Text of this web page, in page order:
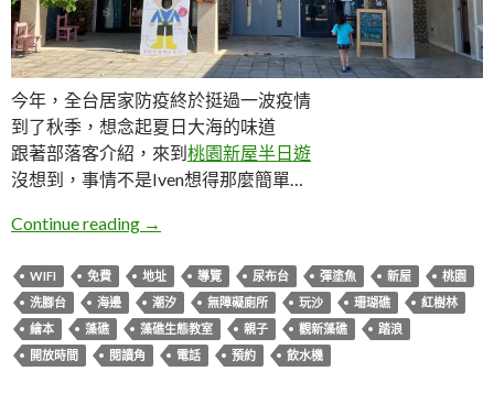
今年，全台居家防疫終於挺過一波疫情
到了秋季，想念起夏日大海的味道
跟著部落客介紹，來到 桃園新屋半日遊
沒想到，事情不是Iven想得那麼簡單…
Continue reading 桃園新屋。藻礁生態環境教室
→
WIFI 免費 地址 導覽 尿布台 彈塗魚 新屋
桃園
洗腳台
海邊 潮汐 無障礙廁所 玩沙 珊瑚礁
紅樹林
繪本
藻礁 藻礁生態教室 親子 觀新藻礁
踏浪
開放時間
閱讀角 電話 預約 飲水機